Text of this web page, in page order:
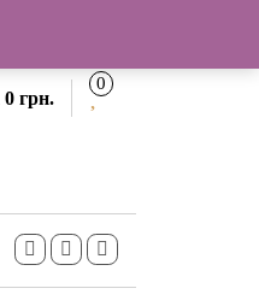
0 грн.
0